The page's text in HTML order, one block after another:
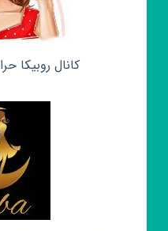
کانال روبیکا